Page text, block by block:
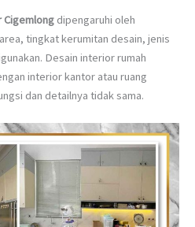
Cigemlong dipengaruhi oleh
tingkat kerumitan desain, jenis
Desain interior rumah
interior kantor atau ruang
dan detailnya tidak sama.